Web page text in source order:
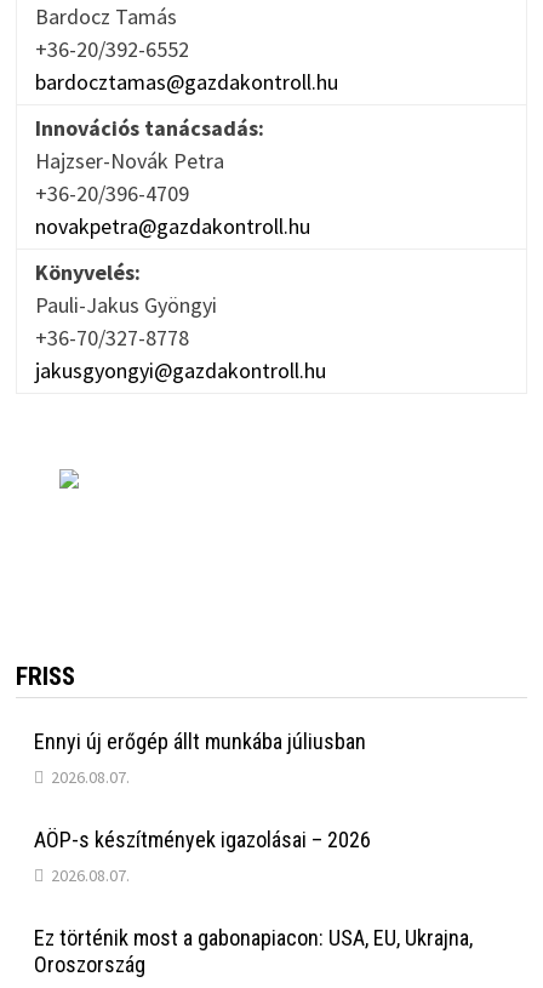
Bardocz Tamás
+36-20/392-6552
bardocztamas@gazdakontroll.hu
Innovációs tanácsadás:
Hajzser-Novák Petra
+36-20/396-4709
novakpetra@gazdakontroll.hu
Könyvelés:
Pauli-Jakus Gyöngyi
+36-70/327-8778
jakusgyongyi@gazdakontroll.hu
FRISS
Ennyi új erőgép állt munkába júliusban
2026.08.07.
AÖP-s készítmények igazolásai – 2026
2026.08.07.
Ez történik most a gabonapiacon: USA, EU, Ukrajna,
Oroszország